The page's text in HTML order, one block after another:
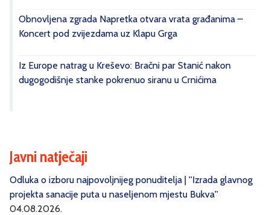
Obnovljena zgrada Napretka otvara vrata građanima –
Koncert pod zvijezdama uz Klapu Grga
Iz Europe natrag u Kreševo: Bračni par Stanić nakon
dugogodišnje stanke pokrenuo siranu u Crnićima
Javni natječaji
Odluka o izboru najpovoljnijeg ponuditelja | ''Izrada glavnog
projekta sanacije puta u naseljenom mjestu Bukva''
04.08.2026.